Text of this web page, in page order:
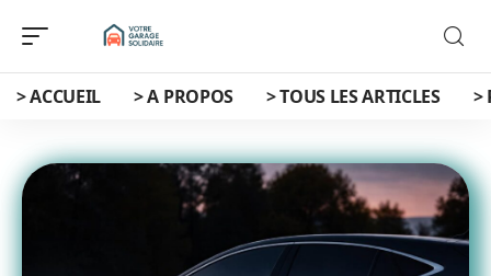
> ACCUEIL > A PROPOS > TOUS LES ARTICLES >